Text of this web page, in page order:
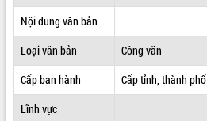
QUY HOẠCH - KẾ HOẠCH
Nội dung văn bản
Loại văn bản
Công văn
Cấp ban hành
Cấp tỉnh, thành phố
Lĩnh vực